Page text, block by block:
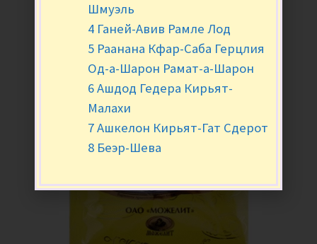
Шмуэль
4 Ганей-Авив Рамле Лод
5 Раанана Кфар-Саба Герцлия
Од-а-Шарон Рамат-а-Шарон
6 Ашдод Гедера Кирьят-
Малахи
7 Ашкелон Кирьят-Гат Сдерот
8 Беэр-Шева